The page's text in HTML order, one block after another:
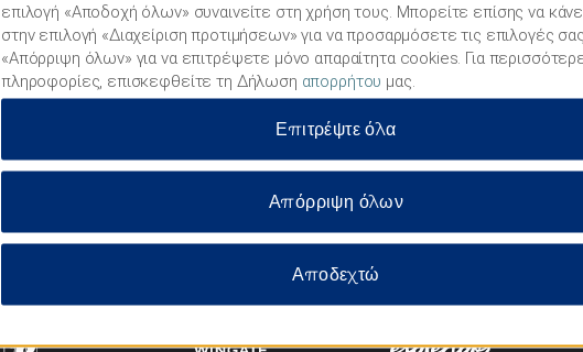
επιλογή «Αποδοχή όλων» συναινείτε στη χρήση τους. Μπορείτε επίσης να
στην επιλογή «Διαχείριση προτιμήσεων» για να προσαρμόσετε τις επιλογές
«Απόρριψη όλων» για να επιτρέψετε μόνο απαραίτητα cookies. Για
πληροφορίες, επισκεφθείτε τη Δήλωση απορρήτου μας.
Επιτρέψτε όλα
Απόρριψη όλων
Αποδεχτώ